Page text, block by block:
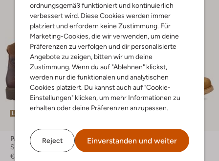
ordnungsgemäß funktioniert und kontinuierlich
verbessert wird. Diese Cookies werden immer
platziert und erfordern keine Zustimmung. Für
Marketing-Cookies, die wir verwenden, um deine
Präferenzen zu verfolgen und dir personalisierte
Angebote zu zeigen, bitten wir um deine
Zustimmung. Wenn du auf "Ablehnen" klickst,
werden nur die funktionalen und analytischen
Cookies platziert. Du kannst auch auf "Cookie-
Einstellungen" klicken, um mehr Informationen zu
erhalten oder deine Präferenzen anzupassen.
Reject Einverstanden und weiter
Letzte Größen
Panama Jack
Schnürboots
€ 219,95
Letzte Größen
Panama Jack